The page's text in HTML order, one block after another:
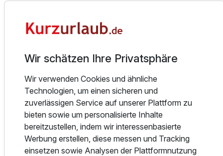
Kurstadt Bad Dürkheim zu verbringen.
romantisches Wochenende, Familienfeier oder Wellness-
Urlaub – das Kurpark-Hotel ist der ideale Ort für Ihr
persönliches Wohlbefinden – zentral gelegen in traumhaft
schöner Lage direkt am mediterranen Kurpark und nah bei
den Salinen.
Der Wellness- und Fitnessbereich „Vitalis“ und das Beauty
Lounge Medical Day Spa schaffen ein Angebot für
Entspannung pur und eine Steigerung Ihres
Wohlbefindens.
Wir schätzen Ihre Privatsphäre
Wir verwenden Cookies und ähnliche
Technologien, um einen sicheren und
zuverlässigen Service auf unserer Plattform zu
bieten sowie um personalisierte Inhalte
bereitzustellen, indem wir interessenbasierte
Werbung erstellen, diese messen und Tracking
einsetzen sowie Analysen der Plattformnutzung